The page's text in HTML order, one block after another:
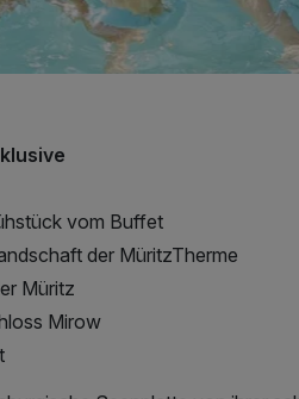
vom Buffet
der MüritzTherme
Müritz
Mirow